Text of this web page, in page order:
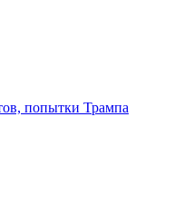
попытки Трампа